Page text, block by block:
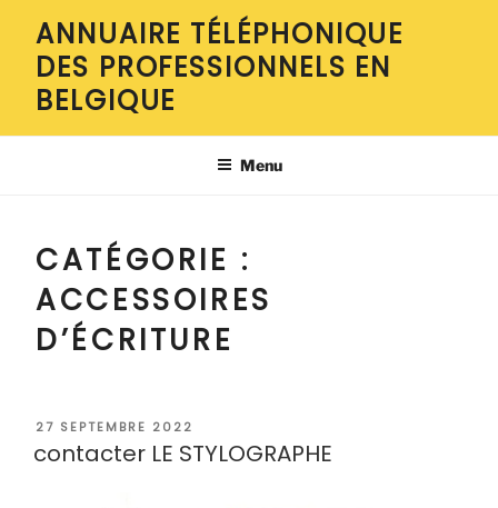
contenu
principal
ANNUAIRE TÉLÉPHONIQUE
DES PROFESSIONNELS EN
BELGIQUE
Menu
CATÉGORIE :
ACCESSOIRES
D’ÉCRITURE
PUBLIÉ
27 SEPTEMBRE 2022
contacter LE STYLOGRAPHE